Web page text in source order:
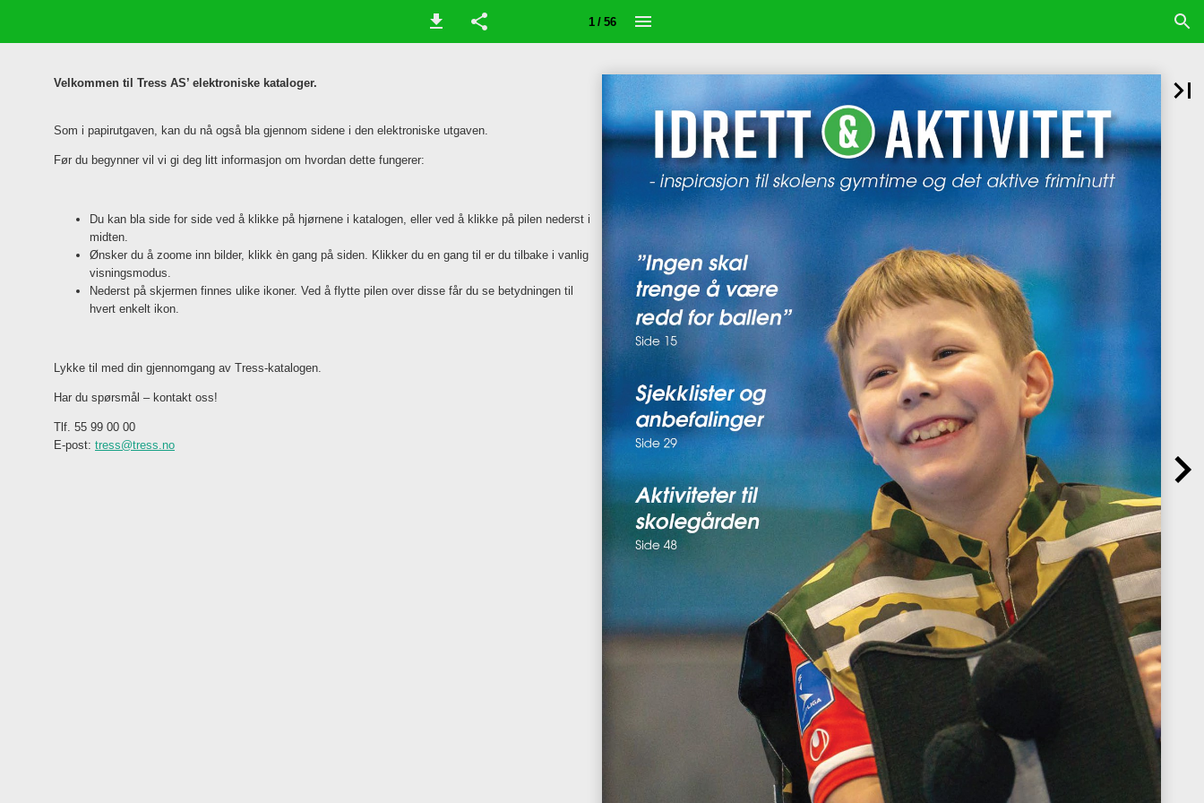
1 / 56
Velkommen til Tress AS’ elektroniske kataloger.
Som i papirutgaven, kan du nå også bla gjennom sidene i den elektroniske utgaven.
Før du begynner vil vi gi deg litt informasjon om hvordan dette fungerer:
Du kan bla side for side ved å klikke på hjørnene i katalogen, eller ved å klikke på pilen nederst i
midten.
Ønsker du å zoome inn bilder, klikk èn gang på siden. Klikker du en gang til er du tilbake i vanlig
visningsmodus.
Nederst på skjermen finnes ulike ikoner. Ved å flytte pilen over disse får du se betydningen til
hvert enkelt ikon.
Lykke til med din gjennomgang av Tress-katalogen.
Har du spørsmål – kontakt oss!
Tlf. 55 99 00 00
E-post: tress@tress.no